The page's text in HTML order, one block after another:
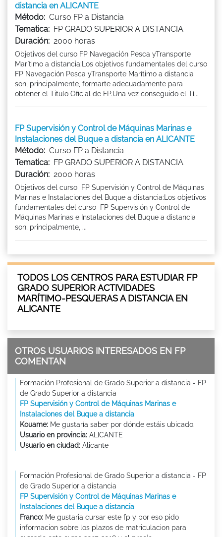
distancia en ALICANTE
Método: Curso FP a Distancia
Tematica: FP GRADO SUPERIOR A DISTANCIA
Duración: 2000 horas
Objetivos del curso FP Navegación Pesca yTransporte
Marítimo a distancia:Los objetivos fundamentales del curso
FP Navegación Pesca yTransporte Marítimo a distancia
son, principalmente, formarte adecuadamente para
obtener el Titulo Oficial de FP.Una vez conseguido el Tí...
FP Supervisión y Control de Máquinas Marinas e
Instalaciones del Buque a distancia en ALICANTE
Método: Curso FP a Distancia
Tematica: FP GRADO SUPERIOR A DISTANCIA
Duración: 2000 horas
Objetivos del curso FP Supervisión y Control de Máquinas
Marinas e Instalaciones del Buque a distancia:Los objetivos
fundamentales del curso FP Supervisión y Control de
Máquinas Marinas e Instalaciones del Buque a distancia
son, principalmente, ...
TODOS LOS CENTROS PARA ESTUDIAR FP
GRADO SUPERIOR ACTIVIDADES
MARÍTIMO-PESQUERAS A DISTANCIA EN
ALICANTE
OTROS USUARIOS INTERESADOS EN FP
COMENTAN
Formación Profesional de Grado Superior a distancia - FP
de Grado Superior a distancia
FP Supervisión y Control de Máquinas Marinas e
Instalaciones del Buque a distancia
Kouame: Me gustaría saber por dónde estáis ubicado.
Usuario en provincia: ALICANTE
Usuario en ciudad: Alicante
Formación Profesional de Grado Superior a distancia - FP
de Grado Superior a distancia
FP Supervisión y Control de Máquinas Marinas e
Instalaciones del Buque a distancia
Franco: Me gustaria cursar este fp y por eso pido
informacion sobre los plazos de matriculacion para